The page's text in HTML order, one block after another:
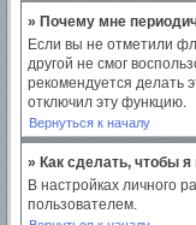
» Почему мне
Если вы не отметили
другой не смог
рекомендуется делать
отключил эту функцию.
Вернуться к началу
» Как сделать, чтобы
В настройках личного
пользователем.